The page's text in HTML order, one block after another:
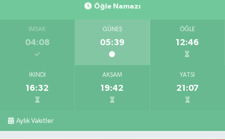
Öğle Namazı
İMSAK
04:08
GÜNEŞ
05:39
ÖĞLE
12:46
İKINDI
16:32
AKŞAM
19:42
YATSI
21:07
Aylık Vakitler